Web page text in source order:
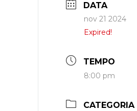
DATA
nov 21 2024
Expired!
TEMPO
8:00 pm
CATEGORIA